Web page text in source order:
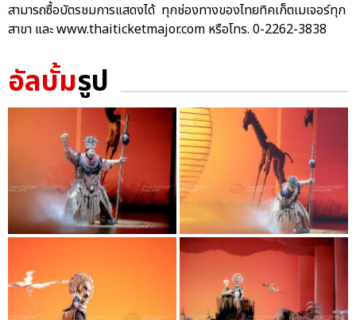
สามารถซื้อบัตรชมการแสดงได้ ทุกช่องทางของไทยทิคเก็ตเมเจอร์ทุก
สาขา และ www.thaiticketmajor.com หรือโทร. 0-2262-3838
อัลบั้มรูป